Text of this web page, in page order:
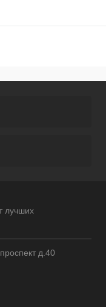
лучших
д.40